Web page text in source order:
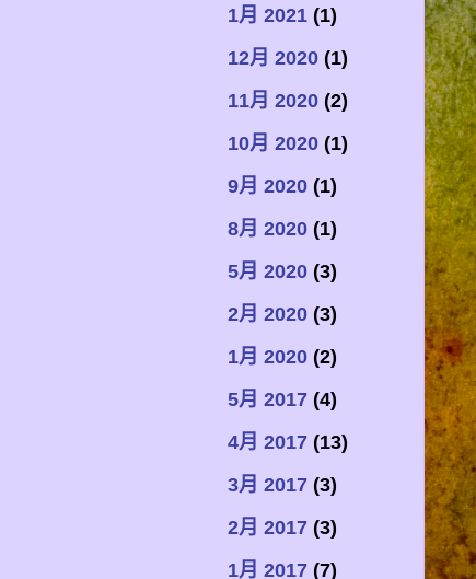
1月 2021 (1)
12月 2020 (1)
11月 2020 (2)
10月 2020 (1)
9月 2020 (1)
8月 2020 (1)
5月 2020 (3)
2月 2020 (3)
1月 2020 (2)
5月 2017 (4)
4月 2017 (13)
3月 2017 (3)
2月 2017 (3)
1月 2017 (7)